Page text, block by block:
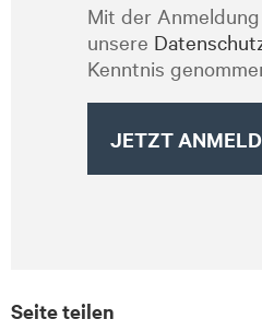
Mit der
unsere
Kenntnis
Seite teilen